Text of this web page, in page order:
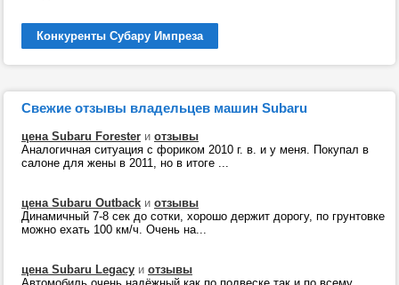
Конкуренты Субару Импреза
Свежие отзывы владельцев машин Subaru
цена Subaru Forester и отзывы
Аналогичная ситуация с фориком 2010 г. в. и у меня. Покупал в
салоне для жены в 2011, но в итоге ...
цена Subaru Outback и отзывы
Динамичный 7-8 сек до сотки, хорошо держит дорогу, по грунтовке
можно ехать 100 км/ч. Очень на...
цена Subaru Legacy и отзывы